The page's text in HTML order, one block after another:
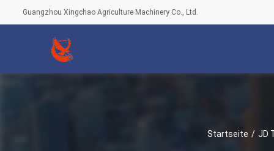
Guangzhou Xingchao Agriculture Machinery Co., Ltd.
Startseite / JD